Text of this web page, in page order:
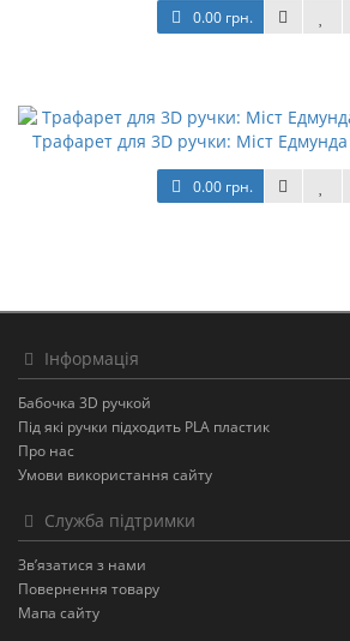
0.00 грн.
Трафарет для 3D ручки: Міст
0.00 грн.
Інформація
Бабочка 3D ручкой
Під які ручки підходить PLA пластик
Про нас
Умови використання сайту
Служба підтримки
Зв’язатися з нами
Повернення товару
Мапа сайту